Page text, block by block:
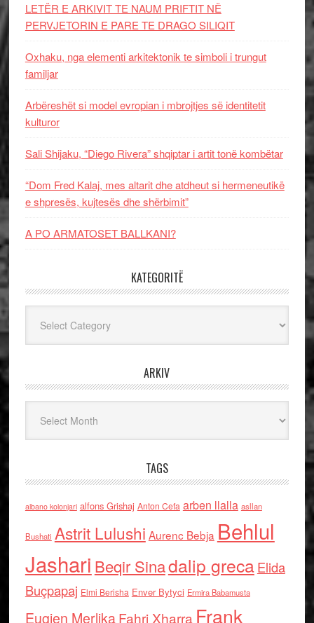
LETËR E ARKIVIT TE NAUM PRIFTIT NË
PERVJETORIN E PARE TE DRAGO SILIQIT
Oxhaku, nga elementi arkitektonik te simboli i trungut
familjar
Arbëreshët si model evropian i mbrojtjes së identitetit
kulturor
Sali Shijaku, “Diego Rivera” shqiptar i artit tonë kombëtar
“Dom Fred Kalaj, mes altarit dhe atdheut si hermeneutikë
e shpresës, kujtesës dhe shërbimit”
A PO ARMATOSET BALLKANI?
KATEGORITË
ARKIV
TAGS
albano kolonjari alfons Grishaj Anton Cefa arben llalla asllan
Bushati Astrit Lulushi Aurenc Bebja Behlul
Jashari Beqir Sinadalip grecaElida
Buçpapaj Elmi Berisha Enver Bytyci Ermira Babamusta
Eugjen MerlikaFahri Xharra Frank